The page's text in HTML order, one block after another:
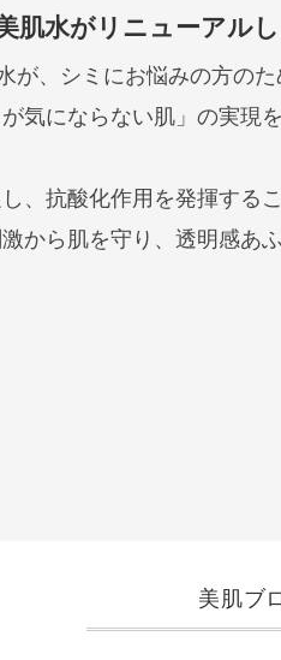
水がリニューアルし
が、シミにお悩みの方の
気にならない肌」の実現
、抗酸化作用を発揮する
から肌を守り、透明感
美肌ブ